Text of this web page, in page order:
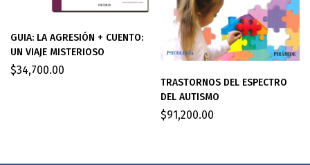
GUIA: LA AGRESIÓN + CUENTO:
UN VIAJE MISTERIOSO
$34,700.00
TRASTORNOS DEL ESPECTRO
DEL AUTISMO
$91,200.00